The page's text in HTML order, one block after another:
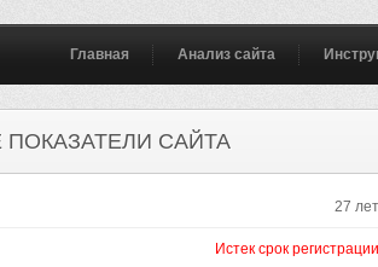
Главная Анализ сайта
САЙТА
27 лет
Истек срок регистрации